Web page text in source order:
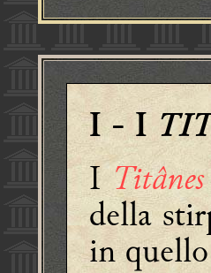
I - I
ITitânes
della
in